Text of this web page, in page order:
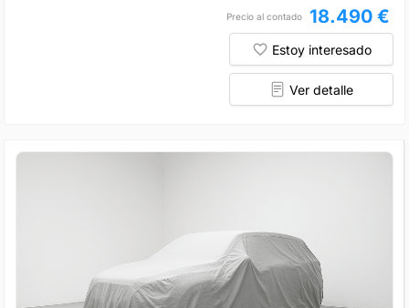
Precio al contado 18.490 €
Estoy interesado
Ver detalle